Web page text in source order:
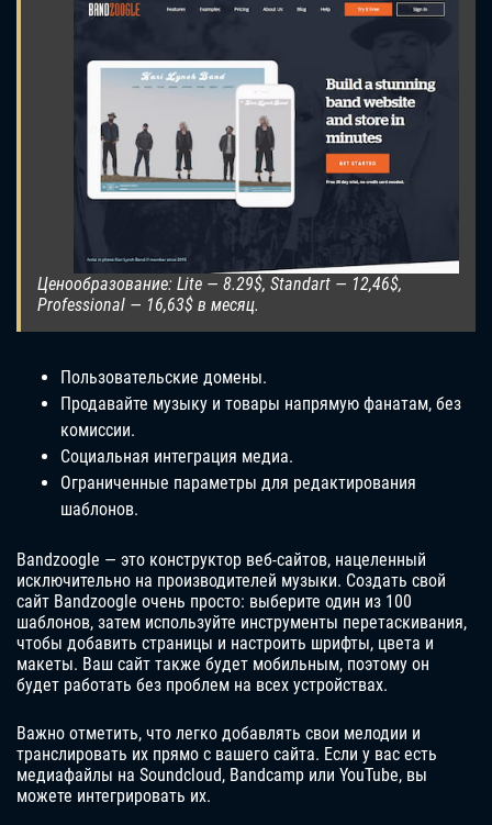
Ценообразование: Lite — 8.29$, Standart — 12,46$,
Professional — 16,63$ в месяц.
Пользовательские домены.
Продавайте музыку и товары напрямую фанатам, без
комиссии.
Социальная интеграция медиа.
Ограниченные параметры для редактирования
шаблонов.
Bandzoogle — это конструктор веб-сайтов, нацеленный
исключительно на производителей музыки. Создать свой
сайт Bandzoogle очень просто: выберите один из 100
шаблонов, затем используйте инструменты перетаскивания,
чтобы добавить страницы и настроить шрифты, цвета и
макеты. Ваш сайт также будет мобильным, поэтому он
будет работать без проблем на всех устройствах.
Важно отметить, что легко добавлять свои мелодии и
транслировать их прямо с вашего сайта. Если у вас есть
медиафайлы на Soundcloud, Bandcamp или YouTube, вы
можете интегрировать их.